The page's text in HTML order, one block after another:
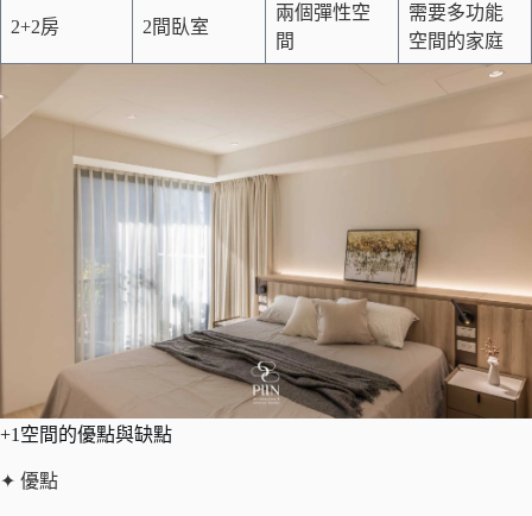
2+2房 2間臥室
兩個彈性空
間
需要多功能
空間的家庭
+1空間的優點與缺點
✦ 優點